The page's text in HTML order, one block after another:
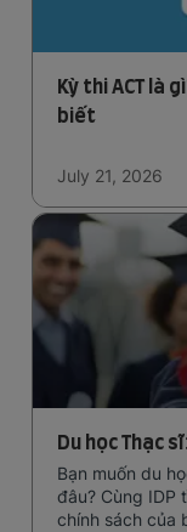
Kỳ thi ACT là
biết
July 21, 2026
Du học Thạc
Bạn muốn du
đâu? Cùng IDP
chính sách của